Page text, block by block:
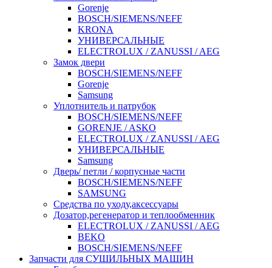
Gorenje
BOSCH/SIEMENS/NEFF
KRONA
УНИВЕРСАЛЬНЫЕ
ELECTROLUX / ZANUSSI / AEG
Замок двери
BOSCH/SIEMENS/NEFF
Gorenje
Samsung
Уплотнитель и патрубок
BOSCH/SIEMENS/NEFF
GORENJE / ASKO
ELECTROLUX / ZANUSSI / AEG
УНИВЕРСАЛЬНЫЕ
Samsung
Дверь/ петли / корпусные части
BOSCH/SIEMENS/NEFF
SAMSUNG
Средства по уходу,аксессуары
Дозатор,регенератор и теплообменник
ELECTROLUX / ZANUSSI / AEG
BEKO
BOSCH/SIEMENS/NEFF
Запчасти для СУШИЛЬНЫХ МАШИН